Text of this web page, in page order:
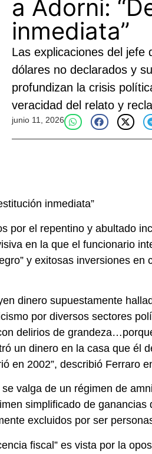
a Adorni:
inmediata”
Las explicaciones del jefe
dólares no declarados y
profundizan la crisis
veracidad del relato y
junio 11, 2026
inmediata”
por el repentino y abultado
en la que el funcionario
y exitosas inversiones
dinero supuestamente
por diversos sectores
delirios de
un dinero en la casa que él
en 2002”, describió Ferraro
valga de un régimen de
simplificado de
excluidos por ser
fiscal” es vista por la